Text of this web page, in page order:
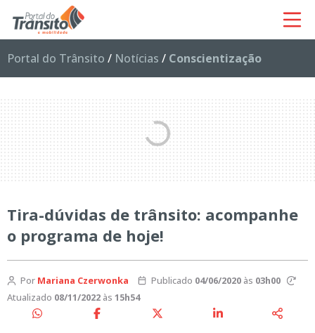
Portal do Trânsito / Notícias / Conscientização
Tira-dúvidas de trânsito: acompanhe
o programa de hoje!
Por Mariana Czerwonka Publicado 04/06/2020às 03h00
Atualizado 08/11/2022 às 15h54